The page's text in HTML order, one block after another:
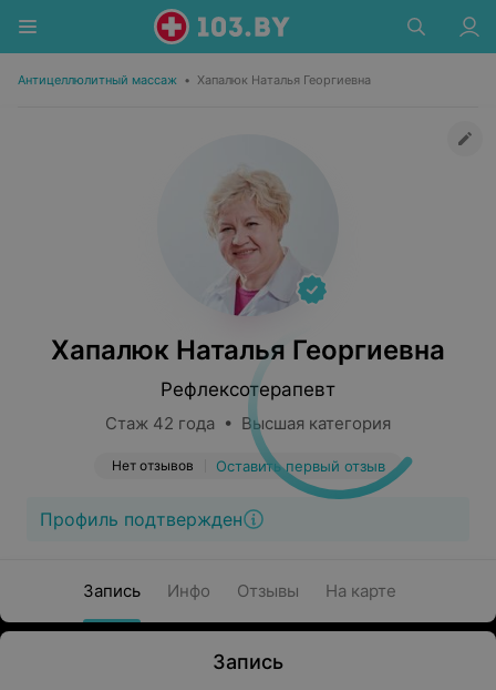
Антицеллюлитный массаж • Хапалюк Наталья Георгиевна
Хапалюк Наталья Георгиевна
Рефлексотерапевт
Стаж 42 года • Высшая категория
Нет отзывов Оставить первый отзыв
Профиль подтвержден
Запись Инфо Отзывы На карте
Запись